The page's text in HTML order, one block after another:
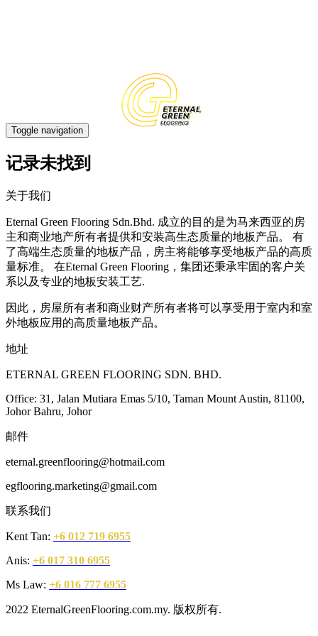
Toggle navigation
记录未找到
关于我们
Eternal Green Flooring Sdn.Bhd. 成立的目的是为马来西亚的房
主和商业地产所有者提供和安装高生态质量的地板产品。 有
了高端生态质量的地板产品，房主将能够享受地板产品的高质
量标准。 在Eternal Green Flooring，集团还秉承牢固的客户关
系以及专业的地板安装工艺.
因此，房屋所有者和商业财产所有者将可以享受用于室内和室
外地板应用的高质量地板产品。
地址
ETERNAL GREEN FLOORING SDN. BHD.
Office: 31, Jalan Mutiara Emas 5/10, Taman Mount Austin, 81100,
Johor Bahru, Johor
邮件
eternal.greenflooring@hotmail.com
egflooring.marketing@gmail.com
联系我们
Kent Tan: +6 012 719 6955
Anis: +6 017 310 6955
Ms Law: +6 016 777 6955
2022 EternalGreenFlooring.com.my. 版权所有.